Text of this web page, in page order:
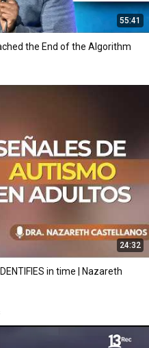
55:41
the End of the Algorithm
24:32
in time | Nazareth